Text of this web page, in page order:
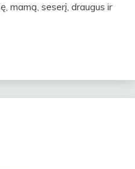
mamą, seserį, draugus ir